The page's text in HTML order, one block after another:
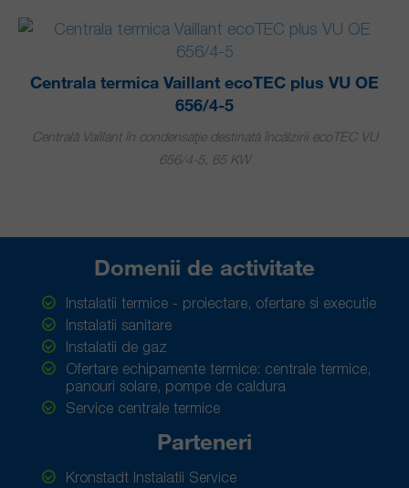
Centrala termica Vaillant ecoTEC plus VU OE
656/4-5
Centrală Vaillant în condensaţie destinată încălzirii ecoTEC VU
656/4-5, 65 KW
Domenii de activitate
Instalatii termice - proiectare, ofertare si executie
Instalatii sanitare
Instalatii de gaz
Ofertare echipamente termice: centrale termice,
panouri solare, pompe de caldura
Service centrale termice
Parteneri
Kronstadt Instalatii Service